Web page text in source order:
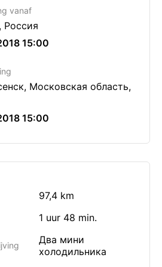
vanaf
Россия
15:00
Московская область,
15:00
97,4 km
1 uur 48 min.
Два мини
холодильника